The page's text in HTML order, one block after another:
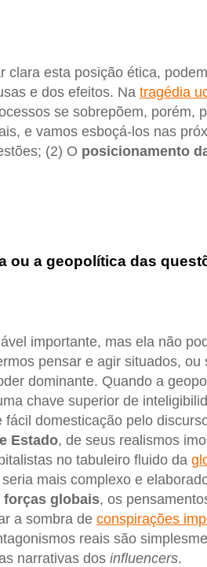
clara esta posição ética,
e dos efeitos. Na tragédia
se sobrepõem, porém,
e vamos esboçá-los nas
(2) O posicionamento
ou a geopolítica das
importante, mas ela não
pensar e agir situados,
dominante. Quando a
chave superior de
fácil domesticação pelo
Estado, de seus realismos
no tabuleiro fluido da
mais complexo e
forças globais, os
a sombra de conspirações
reais são
narrativas dos influencers.